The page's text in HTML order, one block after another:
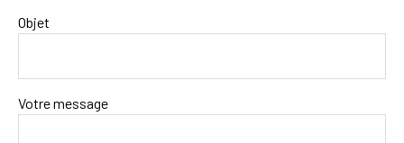
Objet
Votre message